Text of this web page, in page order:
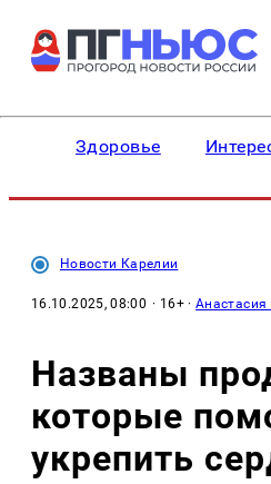
Здоровье
Новости Карелии
16.10.2025, 08:00 · 16+ ·
Названы
которые
укрепить